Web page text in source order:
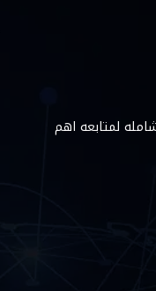
لمتابعه اهم